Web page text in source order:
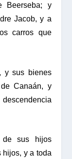
Beerseba; y
Jacob, y a
carros que
y sus bienes
Canaán, y
sus hijos
hijos, y a toda